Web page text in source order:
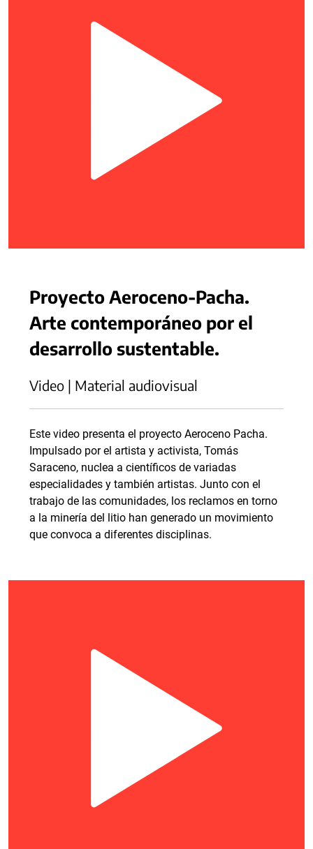
Proyecto Aeroceno-Pacha.
Arte contemporáneo por el
desarrollo sustentable.
Video | Material audiovisual
Este video presenta el proyecto Aeroceno Pacha.
Impulsado por el artista y activista, Tomás
Saraceno, nuclea a científicos de variadas
especialidades y también artistas. Junto con el
trabajo de las comunidades, los reclamos en torno
a la minería del litio han generado un movimiento
que convoca a diferentes disciplinas.